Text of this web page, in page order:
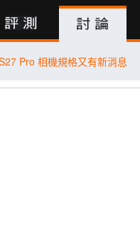
登入 行動版
Pro 相機規格又有新消息